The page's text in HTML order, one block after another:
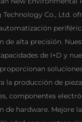
Technology Co., Ltd.
de alta precisión.
de I+D y
la producción de
componentes
de hardware. Mejore